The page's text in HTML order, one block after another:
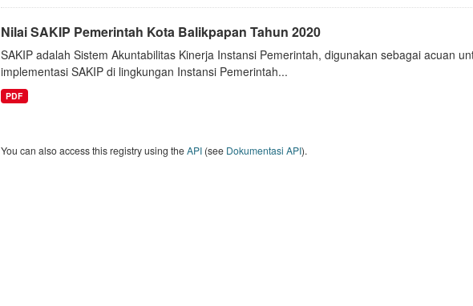
Nilai SAKIP Pemerintah Kota Balikpapan Tahun 2020
SAKIP adalah Sistem Akuntabilitas Kinerja Instansi Pemerintah, digunakan sebagai acuan
implementasi SAKIP di lingkungan Instansi Pemerintah...
PDF
You can also access this registry using theAPI(see Dokumentasi API).